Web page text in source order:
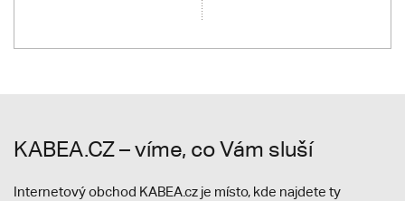
KABEA.CZ – víme, co Vám sluší
Internetový obchod KABEA.cz je místo, kde najdete ty